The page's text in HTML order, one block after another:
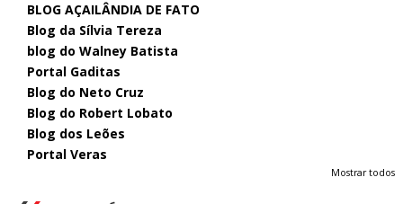
BLOG AÇAILÂNDIA DE FATO
Blog da Sílvia Tereza
blog do Walney Batista
Portal Gaditas
Blog do Neto Cruz
Blog do Robert Lobato
Blog dos Leões
Portal Veras
Mostrar todos